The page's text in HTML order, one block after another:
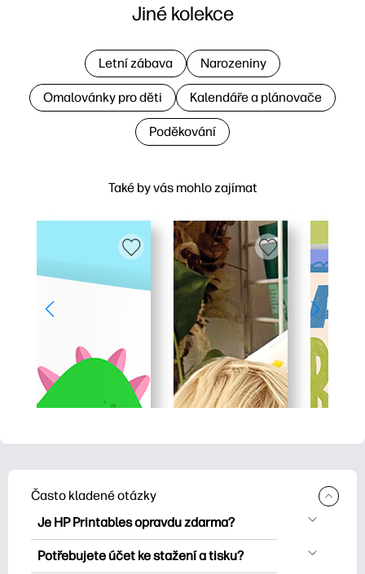
Také by vás mohlo zajímat
Jiné kolekce
Letní zábava Narozeniny
Omalovánky pro děti Kalendáře a plánovače
Poděkování
Často kladené otázky
Je HP Printables opravdu zdarma?
HP Printables nabízí více než 2500
bezplatných tisknutelných položek ke
Potřebujete účet ke stažení a tisku?